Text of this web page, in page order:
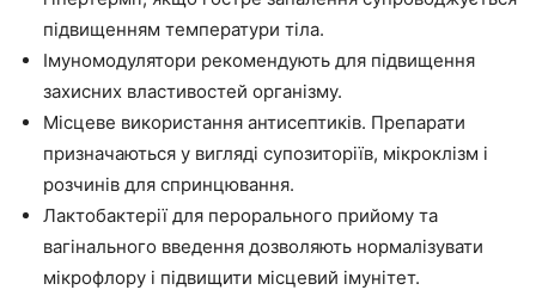
підвищенням температури тіла.
Імуномодулятори рекомендують для підвищення
захисних властивостей організму.
Місцеве використання антисептиків. Препарати
призначаються у вигляді супозиторіїв, мікроклізм і
розчинів для спринцювання.
Лактобактерії для перорального прийому та
вагінального введення дозволяють нормалізувати
мікрофлору і підвищити місцевий імунітет.